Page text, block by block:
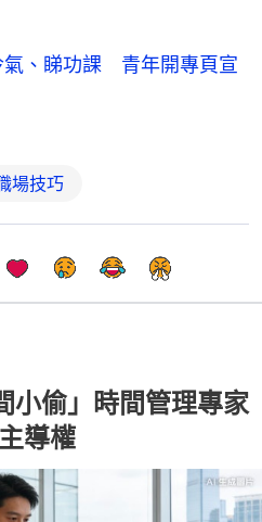
氣、睇功課 青年開專頁宣
場技巧
小偷」時間管理專家
導權